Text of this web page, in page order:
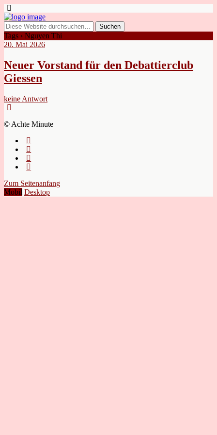
Tags › Nguyen Thi
20. Mai 2026
Neuer Vorstand für den Debattierclub
Giessen
keine Antwort
© Achte Minute
Zum Seitenanfang
Mobil Desktop